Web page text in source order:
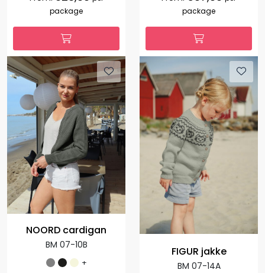
package
package
NOORD cardigan
BM 07-10B
+
FIGUR jakke
BM 07-14A